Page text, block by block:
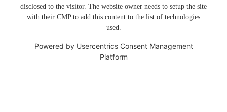
disclosed to the visitor. The website owner needs to setup the site
with their CMP to add this content to the list of technologies
used.
Powered by Usercentrics Consent Management
Platform